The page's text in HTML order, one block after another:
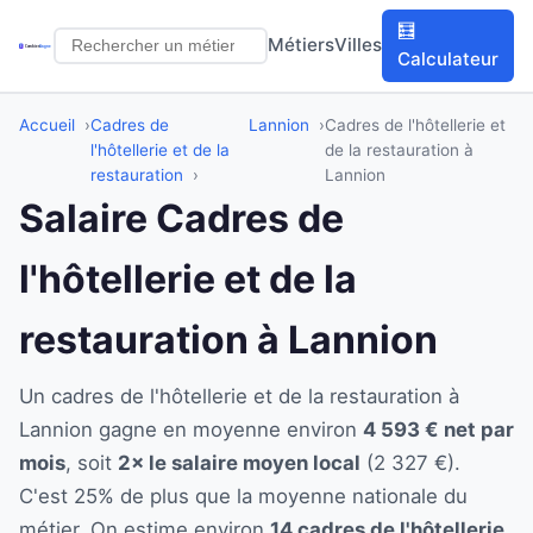
MétiersVilles
🧮
Calculateur
Accueil
Cadres de
l'hôtellerie et de la
restauration
Lannion
Cadres de l'hôtellerie et
de la restauration à
Lannion
Salaire Cadres de
l'hôtellerie et de la
restauration à Lannion
Un cadres de l'hôtellerie et de la restauration à
Lannion gagne en moyenne environ 4 593 € net par
mois, soit 2× le salaire moyen local (2 327 €).
C'est 25% de plus que la moyenne nationale du